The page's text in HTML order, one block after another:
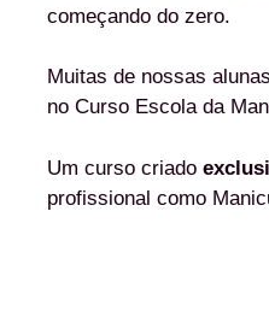
começando do zero.
Muitas de nossas
no Curso Escola da
Um curso criado
profissional como